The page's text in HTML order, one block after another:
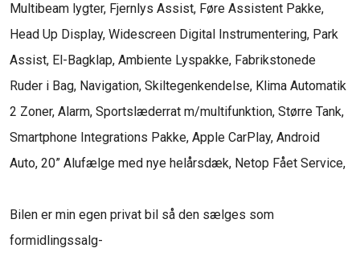
Multibeam lygter, Fjernlys Assist, Føre Assistent Pakke,
Head Up Display, Widescreen Digital Instrumentering, Park
Assist, El-Bagklap, Ambiente Lyspakke, Fabrikstonede
Ruder i Bag, Navigation, Skiltegenkendelse, Klima Automatik
2 Zoner, Alarm, Sportslæderrat m/multifunktion, Større Tank,
Smartphone Integrations Pakke, Apple CarPlay, Android
Auto, 20” Alufælge med nye helårsdæk, Netop Fået Service,
Bilen er min egen privat bil så den sælges som
formidlingssalg-